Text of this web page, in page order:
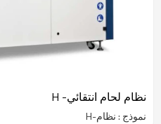
نظام لحام انتقائي- H
نموذج : نظام-H